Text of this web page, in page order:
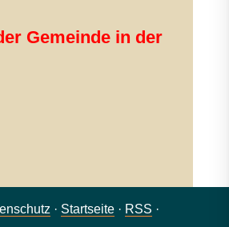
Gemeinde in der
· Startseite· RSS ·